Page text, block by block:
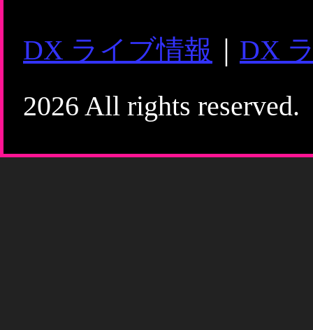
DX ライブ情報
DX
2026 All rights reserved.